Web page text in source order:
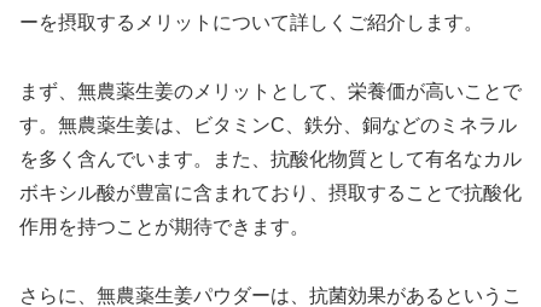
ーを摂取するメリットについて詳しくご紹介します。
まず、無農薬生姜のメリットとして、栄養価が高いことで
す。無農薬生姜は、ビタミンC、鉄分、銅などのミネラル
を多く含んでいます。また、抗酸化物質として有名なカル
ボキシル酸が豊富に含まれており、摂取することで抗酸化
作用を持つことが期待できます。
さらに、無農薬生姜パウダーは、抗菌効果があるというこ